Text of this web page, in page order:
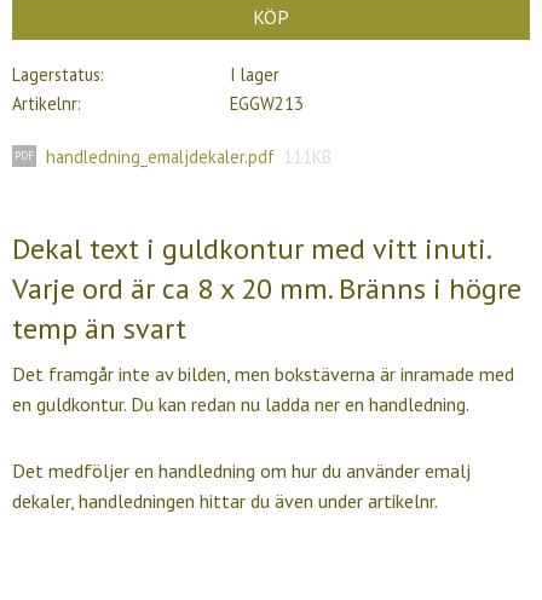
KÖP
Lagerstatus
I lager
Artikelnr
EGGW213
handledning_emaljdekaler.pdf 111KB
Dekal text i guldkontur med vitt inuti.
Varje ord är ca 8 x 20 mm. Bränns i högre
temp än svart
Det framgår inte av bilden, men bokstäverna är inramade med
en guldkontur. Du kan redan nu ladda ner en handledning.
Det medföljer en handledning om hur du använder emalj
dekaler, handledningen hittar du även under artikelnr.